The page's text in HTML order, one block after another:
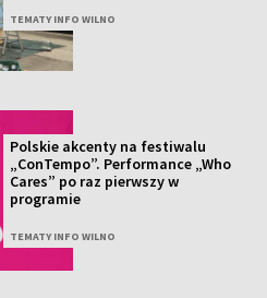
TEMATY INFO WILNO
Polskie akcenty na festiwalu
„ConTempo”. Performance „Who
Cares” po raz pierwszy w
programie
TEMATY INFO WILNO